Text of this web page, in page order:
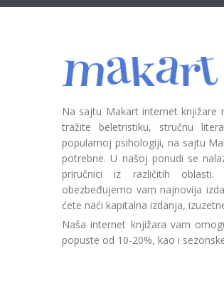
Na sajtu Makart internet knjižare
tražite beletristiku, stručnu
popularnoj psihologiji, na sajtu
potrebne. U našoj ponudi se
priručnici iz različitih oblasti.
obezbeđujemo vam najnovija
ćete naći kapitalna izdanja,
Naša internet knjižara vam
popuste od 10-20%, kao i